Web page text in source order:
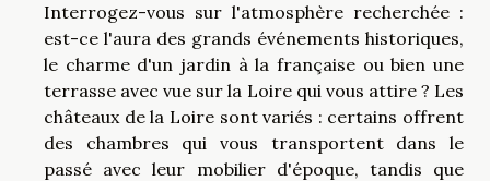
Interrogez-vous sur l'atmosphère recherchée :
est-ce l'aura des grands événements historiques,
le charme d'un jardin à la française ou bien une
terrasse avec vue sur la Loire qui vous attire ? Les
châteaux de la Loire sont variés : certains offrent
des chambres qui vous transportent dans le
passé avec leur mobilier d'époque, tandis que